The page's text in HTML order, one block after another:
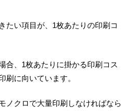
たい項目が、1枚あたりの印刷コ
合、1枚あたりに掛かる印刷コス
刷に向いています。
ノクロで大量印刷しなければなら